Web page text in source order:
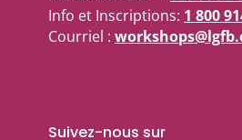
Info et Inscriptions: 1 800
Courriel :
Suivez-nous sur